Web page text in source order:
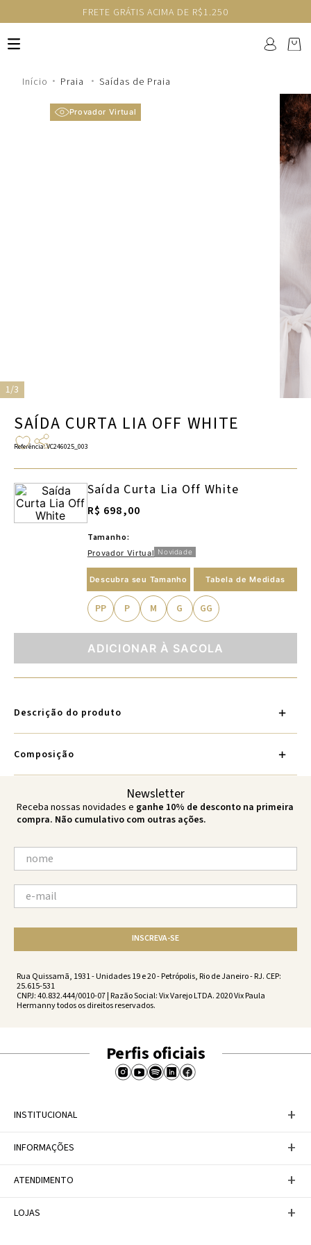
FRETE GRÁTIS ACIMA DE R$1.250
Praia Saídas de Praia
Provador Virtual
1/3
SAÍDA CURTA LIA OFF WHITE
Referência:VC246025_003
Saída Curta Lia Off White
R$ 698,00
Tamanho:
Provador Virtual Novidade
Descubra seu Tamanho Tabela de Medidas
PP P M G GG
ADICIONAR À SACOLA
Descrição do produto
Composição
Newsletter
Receba nossas novidades e ganhe 10% de desconto na primeira
compra. Não cumulativo com outras ações.
INSCREVA-SE
Rua Quissamã, 1931 - Unidades 19 e 20 - Petrópolis, Rio de Janeiro - RJ. CEP:
25.615-531
CNPJ: 40.832.444/0010-07 | Razão Social: Vix Varejo LTDA. 2020 Vix Paula
Hermanny todos os direitos reservados.
Perfis oficiais
INSTITUCIONAL +
A Marca
Trabalhe conosco
INFORMAÇÕES +
Política de Privacidade
Tabela de Medidas
ATENDIMENTO +
Personal Shopper
LOJAS +